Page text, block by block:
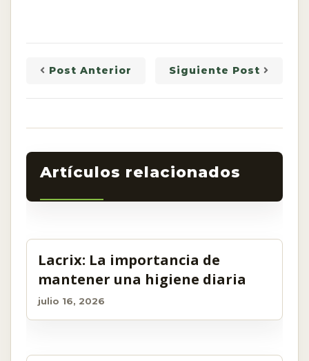
Post Anterior Siguiente Post
Related Post
Lacrix: La importancia de
mantener una higiene diaria
julio 16, 2026